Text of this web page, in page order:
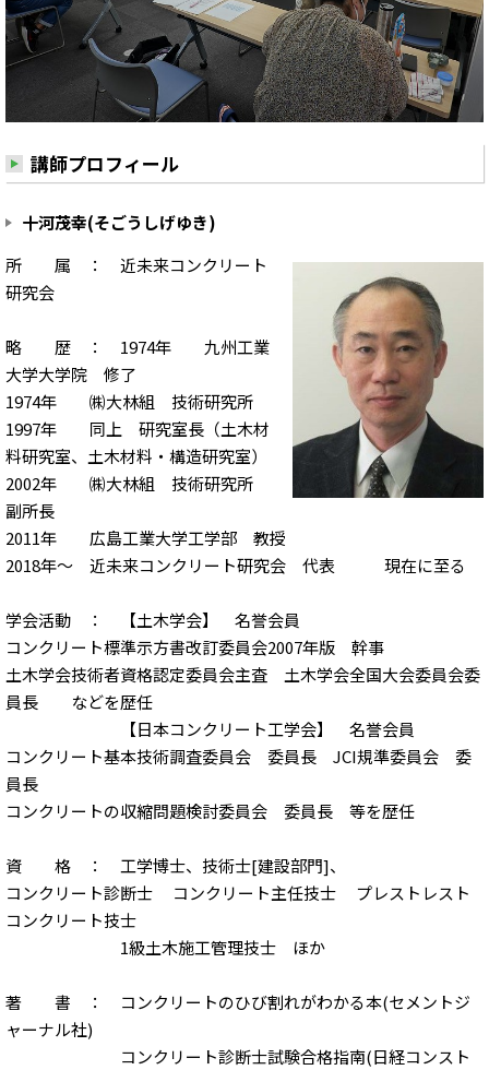
講師プロフィール
十河茂幸(そごうしげゆき)
所 属 ： 近未来コンクリート
研究会
略 歴 ： 1974年 九州工業
大学大学院 修了
1974年 ㈱大林組 技術研究所
1997年 同上 研究室長（土木材
料研究室、土木材料・構造研究室）
2002年 ㈱大林組 技術研究所
副所長
2011年 広島工業大学工学部 教授
2018年～ 近未来コンクリート研究会 代表 現在に至る
学会活動 ： 【土木学会】 名誉会員
コンクリート標準示方書改訂委員会2007年版 幹事
土木学会技術者資格認定委員会主査 土木学会全国大会委員会委
員長 などを歴任
【日本コンクリート工学会】 名誉会員
コンクリート基本技術調査委員会 委員長 JCI規準委員会 委
員長
コンクリートの収縮問題検討委員会 委員長 等を歴任
資 格 ： 工学博士、技術士[建設部門]、
コンクリート診断士 コンクリート主任技士 プレストレスト
コンクリート技士
1級土木施工管理技士 ほか
著 書 ： コンクリートのひび割れがわかる本(セメントジ
ャーナル社)
コンクリート診断士試験合格指南(日経コンスト